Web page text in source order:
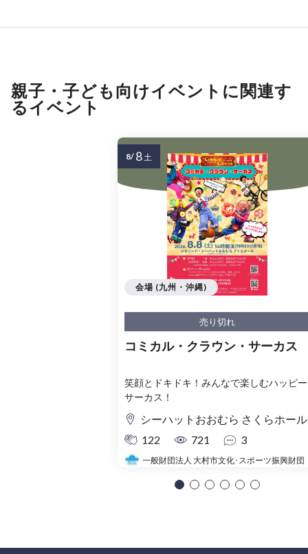
親子・子ども向けイベントに関連す
るイベント
売り切れ
コミカル・クラウン・サーカス
笑顔とドキドキ！みんなで楽しむハッピー
サーカス！
シーハットおおむら さくらホール
122
721 3
一般財団法人 大村市文化･スポーツ振興財団
会場 (九州・沖縄)
8/ 8土